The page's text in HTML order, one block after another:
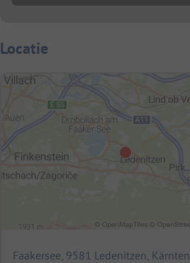
Locatie
Faakersee, 9581 Ledenitzen, Kärnten